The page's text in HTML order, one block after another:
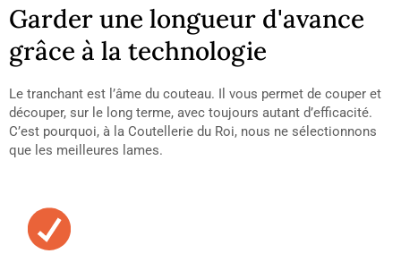
Garder une longueur d'avance
grâce à la technologie
Le tranchant est l’âme du couteau. Il vous permet de couper et
découper, sur le long terme, avec toujours autant d’efficacité.
C’est pourquoi, à la Coutellerie du Roi, nous ne sélectionnons
que les meilleures lames.